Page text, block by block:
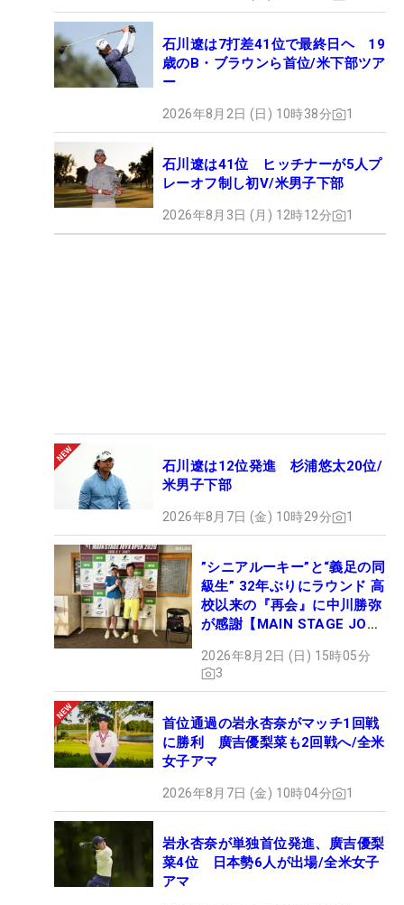
石川遼は7打差41位で最終日ヘ 19
歳のB・ブラウンら首位/米下部ツア
ー
2026年8月2日 (日) 10時38分 1
石川遼は41位 ヒッチナーが5人プ
レーオフ制し初V/米男子下部
2026年8月3日 (月) 12時12分 1
石川遼は12位発進 杉浦悠太20位/
米男子下部
2026年8月7日 (金) 10時29分 1
”シニアルーキー”と“義足の同
級生” 32年ぶりにラウンド 高
校以来の『再会』に中川勝弥
が感謝【MAIN STAGE JOYX
2026年8月2日 (日) 15時05分
3
首位通過の岩永杏奈がマッチ1回戦
に勝利 廣吉優梨菜も2回戦へ/全米
女子アマ
2026年8月7日 (金) 10時04分 1
岩永杏奈が単独首位発進、廣吉優梨
菜4位 日本勢6人が出場/全米女子
アマ